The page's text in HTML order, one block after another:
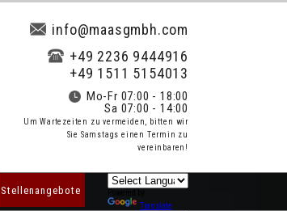
info@maasgmbh.com
+49 2236 9444916
+49 1511 5154013
Mo-Fr 07:00 - 18:00
Sa 07:00 - 14:00
Um Wartezeiten zu vermeiden, bitten wir
Sie Samstags einen Termin zu
vereinbaren!
Stellenangebote
Translate